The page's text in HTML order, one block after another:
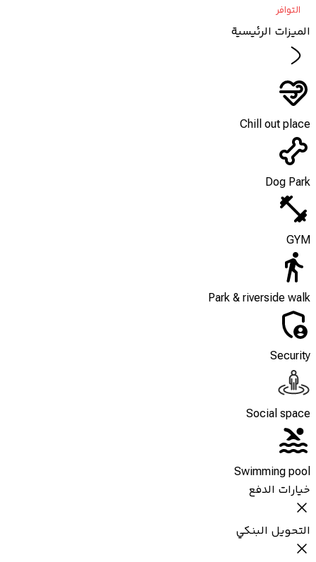
التوافر
الميزات الرئيسية
Chill out place
Dog Park
GYM
Park & riverside walk
Security
Social space
Swimming pool
خيارات الدفع
التحويل البنكي